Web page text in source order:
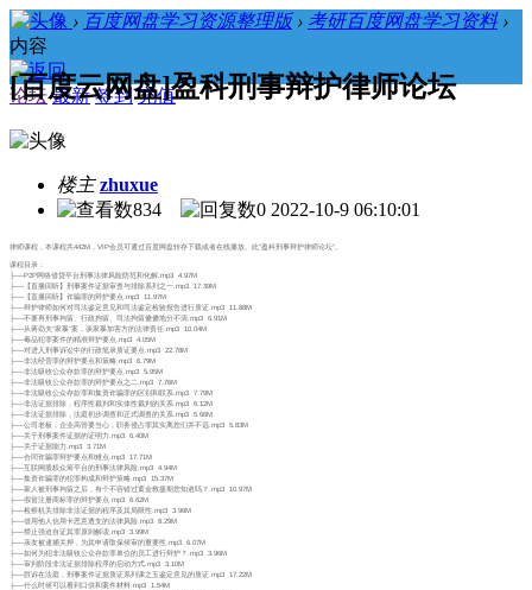
› 百度网盘学习资源整理版 › 考研百度网盘学习资料 ›
内容
论坛 最新 签到 充值
[百度云网盘]盈科刑事辩护律师论坛
楼主 zhuxue
834
0 2022-10-9 06:10:01
律师课程，本课程共442M，VIP会员可通过百度网盘转存下载或者在线播放。此“盈科刑事辩护律师论坛”。
课程目录：
├──P2P网络借贷平台刑事法律风险防范和化解.mp3 4.97M
├──【直播回听】刑事案件证据审查与排除系列之一.mp3 17.39M
├──【直播回听】诈骗罪的辩护要点.mp3 11.97M
├──辩护律师如何对司法鉴定意见和司法鉴定检验报告进行质证.mp3 11.88M
├──不要再刑事拘留、行政拘留、司法拘留傻傻地分不清.mp3 6.91M
├──从蒋劲夫“家暴”案，谈家暴加害方的法律责任.mp3 10.04M
├──毒品犯罪案件的精准辩护要点.mp3 4.05M
├──对进入刑事诉讼中的行政笔录质证要点.mp3 22.78M
├──非法经营罪的辩护要点和策略.mp3 6.79M
├──非法吸收公众存款罪的辩护要点.mp3 5.95M
├──非法吸收公众存款罪的辩护要点之二.mp3 7.76M
├──非法吸收公众存款罪和集资诈骗罪的区别和联系.mp3 7.79M
├──非法证据排除，程序性裁判和实体性裁判的关系.mp3 6.12M
├──非法证据排除，法庭初步调查和正式调查的关系.mp3 5.66M
├──公司老板，企业高管要当心，职务侵占罪其实离您们并不远.mp3 5.83M
├──关于刑事案件证据的证明力.mp3 6.40M
├──关于证据能力.mp3 3.71M
├──合同诈骗罪辩护要点和难点.mp3 17.71M
├──互联网股权众筹平台的刑事法律风险.mp3 4.94M
├──集资诈骗罪的犯罪构成和辩护策略.mp3 15.37M
├──家人被刑事拘留之后，有个不容错过黄金救援期您知道吗？.mp3 10.97M
├──假冒注册商标罪的辩护要点.mp3 6.62M
├──检察机关排除非法证据的程序及其局限性.mp3 3.96M
├──借用他人信用卡恶意透支的法律风险.mp3 8.29M
├──禁止强迫自证其罪原则解读.mp3 3.99M
├──亲友被逮捕关押，为其申请取保候审的重要性.mp3 6.07M
├──如何为犯非法吸收公众存款罪单位的员工进行辩护？.mp3 3.96M
├──审判阶段非法证据排除程序的启动方式.mp3 3.10M
├──胜诉在法庭，刑事案件证据质证系列课之五鉴定意见的质证.mp3 17.22M
├──什么时候可以看到口供和案件材料.mp3 1.54M